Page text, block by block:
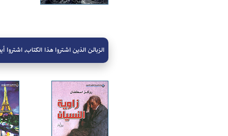
الزبائن الذين اشتروا هذا الكتاب، اشتروا